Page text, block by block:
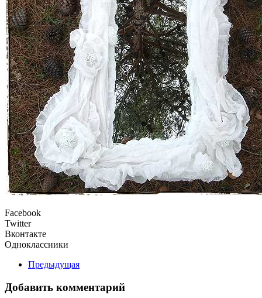
Facebook
Twitter
Вконтакте
Одноклассники
Предыдущая
Добавить комментарий